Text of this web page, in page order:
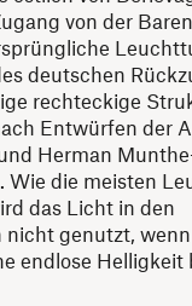
von der
deutschen
rechteckige
Entwürfen der
Herman
Wie die meisten
das Licht in den
nicht genutzt,
endlose Helligkeit